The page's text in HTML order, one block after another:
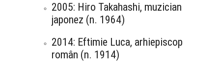
2005: Hiro Takahashi, muzician
japonez (n. 1964)
2014: Eftimie Luca, arhiepiscop
român (n. 1914)